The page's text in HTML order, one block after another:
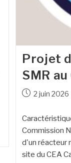
Projet
SMR
2 juin 2026
Commission
d'un réacteur
site du CEA